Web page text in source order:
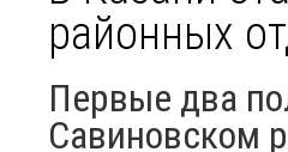
районных
Первые два
Савиновском